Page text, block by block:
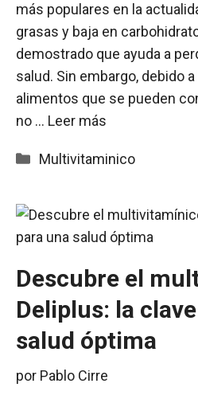
más populares en la
grasas y baja en
demostrado que ayuda a
salud. Sin embargo, debido
alimentos que se pueden
no … Leer más
Categorías
Multivitaminico
Descubre el
Deliplus: la
salud óptima
por Pablo Cirre